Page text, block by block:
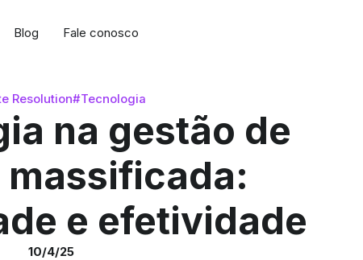
Blog Fale conosco
Resolution#Tecnologia
na gestão de
e efetividade
10/4/25